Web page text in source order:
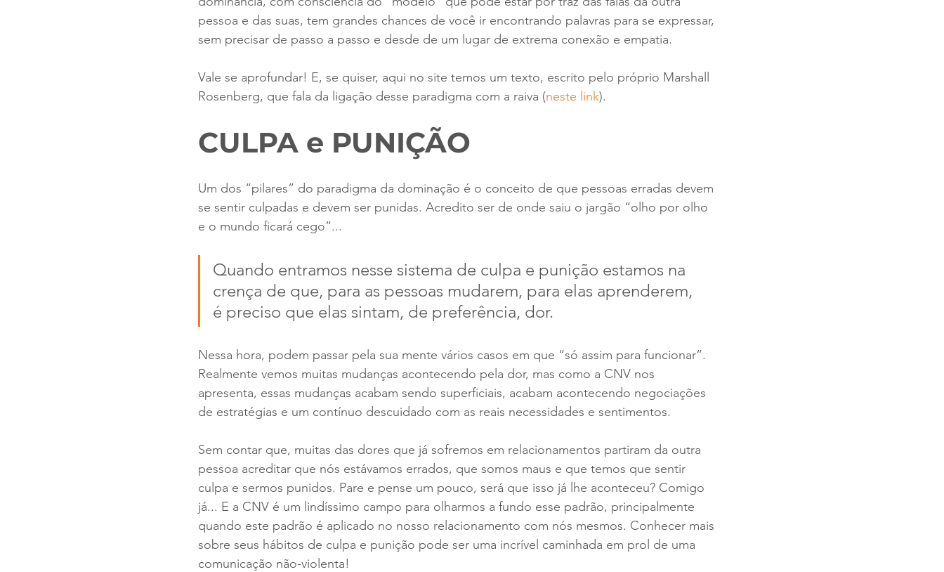
pessoa e das suas, tem grandes chances de você ir encontrando palavras para se expressar,
sem precisar de passo a passo e desde de um lugar de extrema conexão e empatia.
Vale se aprofundar! E, se quiser, aqui no site temos um texto, escrito pelo próprio Marshall
Rosenberg, que fala da ligação desse paradigma com a raiva (neste link).
CULPA e PUNIÇÃO
Um dos “pilares” do paradigma da dominação é o conceito de que pessoas erradas devem
se sentir culpadas e devem ser punidas. Acredito ser de onde saiu o jargão “olho por olho
e o mundo ficará cego”...
Quando entramos nesse sistema de culpa e punição estamos na
crença de que, para as pessoas mudarem, para elas aprenderem,
é preciso que elas sintam, de preferência, dor.
Nessa hora, podem passar pela sua mente vários casos em que “só assim para funcionar”.
Realmente vemos muitas mudanças acontecendo pela dor, mas como a CNV nos
apresenta, essas mudanças acabam sendo superficiais, acabam acontecendo negociações
de estratégias e um contínuo descuidado com as reais necessidades e sentimentos.
Sem contar que, muitas das dores que já sofremos em relacionamentos partiram da outra
pessoa acreditar que nós estávamos errados, que somos maus e que temos que sentir
culpa e sermos punidos. Pare e pense um pouco, será que isso já lhe aconteceu? Comigo
já... E a CNV é um lindíssimo campo para olharmos a fundo esse padrão, principalmente
quando este padrão é aplicado no nosso relacionamento com nós mesmos. Conhecer mais
sobre seus hábitos de culpa e punição pode ser uma incrível caminhada em prol de uma
comunicação não-violenta!